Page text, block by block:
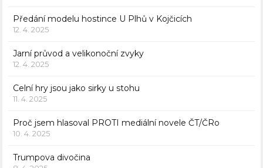
Předání modelu hostince U Plhů v Kojčicích
12. 4. 2025
Jarní průvod a velikonoční zvyky
12. 4. 2025
Celní hry jsou jako sirky u stohu
11. 4. 2025
Proč jsem hlasoval PROTI mediální novele ČT/ČRo
10. 4. 2025
Trumpova divočina